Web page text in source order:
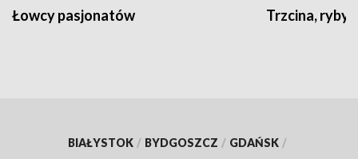
Łowcy pasjonatów Trzcina, ryby
BIAŁYSTOK / BYDGOSZCZ / GDAŃSK /